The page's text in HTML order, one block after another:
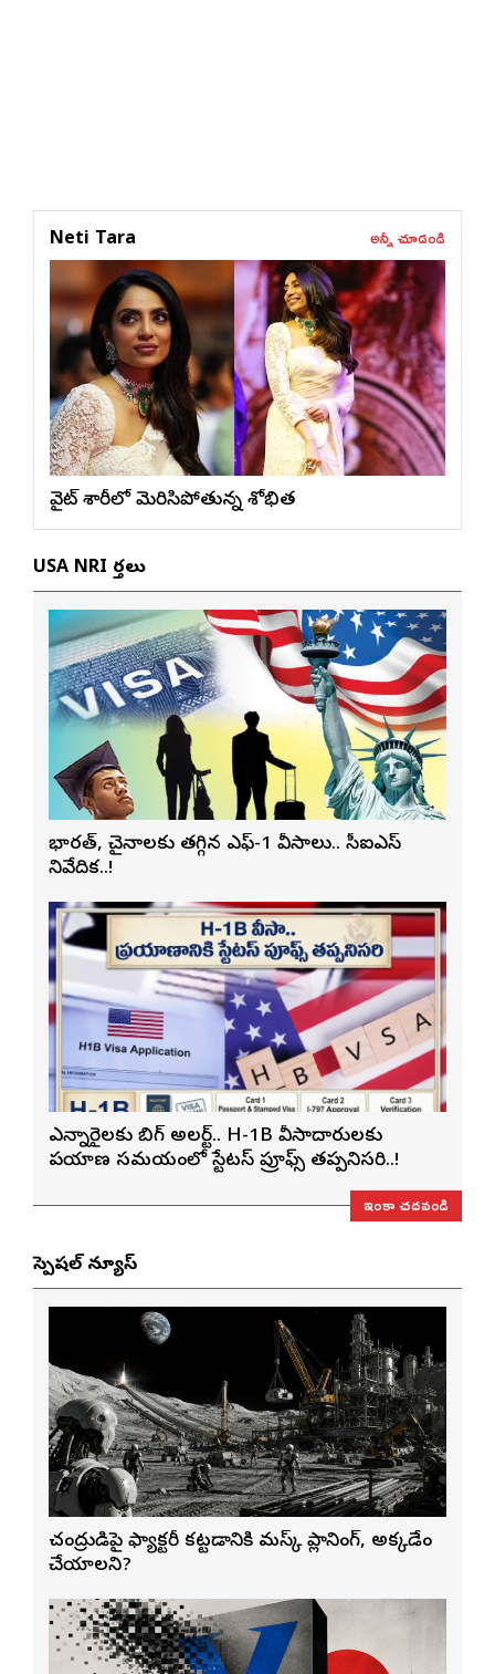
Neti Tara అన్నీ చూడండి
వైట్ శారీలో మెరిసిపోతున్న శోభిత
USA NRI వార్తలు
భారత్, చైనాలకు తగ్గిన ఎఫ్-1 వీసాలు.. సీఐఎస్
నివేదిక..!
ఎన్నారైలకు బిగ్ అలర్ట్.. H-1B వీసాదారులకు
ప్రయాణ సమయంలో స్టేటస్ ప్రూఫ్స్ తప్పనిసరి..!
ఇంకా చదవండి
స్పెషల్ న్యూస్
చంద్రుడిపై ఫ్యాక్టరీ కట్టడానికి మస్క్ ప్లానింగ్, అక్కడేం
చేయాలని?